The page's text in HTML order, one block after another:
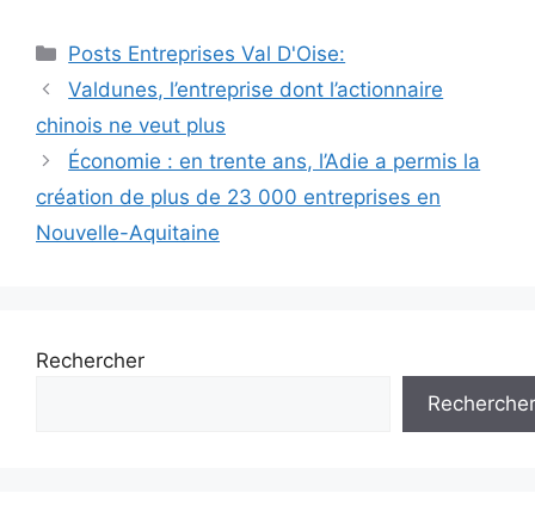
Catégories
Posts Entreprises Val D'Oise:
Navigation
des
articles
Valdunes, l’entreprise dont l’actionnaire
chinois ne veut plus
Économie : en trente ans, l’Adie a permis la
création de plus de 23 000 entreprises en
Nouvelle-Aquitaine
Rechercher
Rechercher